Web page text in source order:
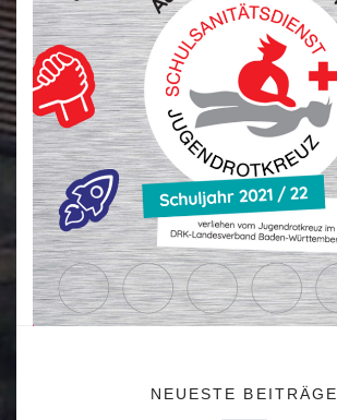
NEUESTE BEITRÄGE